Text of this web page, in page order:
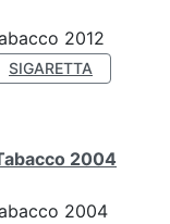
2012
SIGARETTA
2004
2004